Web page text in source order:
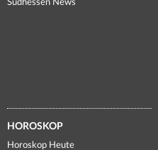
Südhessen News
HOROSKOP
Horoskop Heute